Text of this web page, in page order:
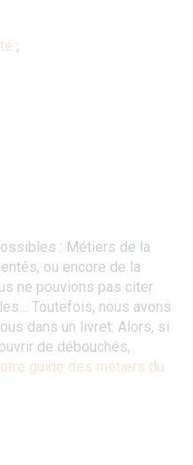
;
: Métiers de la
ou encore de la
ne pouvions pas citer
Toutefois, nous avons
dans un livret. Alors, si
de débouchés,
guide des métiers du